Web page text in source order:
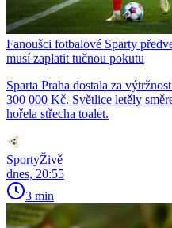
Fanoušci fotbalové Sparty
musí zaplatit tučnou pokutu
Sparta Praha dostala za
300 000 Kč. Světlice letěly
hořela střecha toalet.
SportyŽivě
dnes, 20:55
3 min